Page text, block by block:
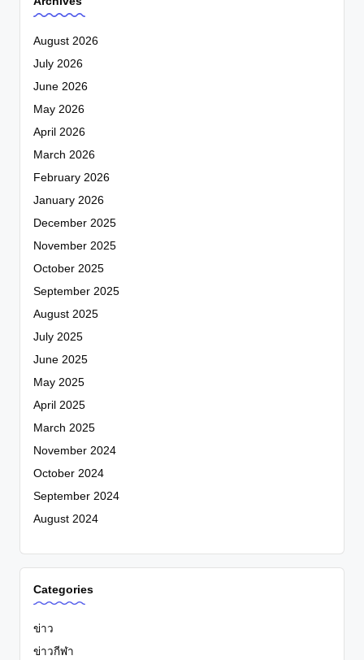
August 2026
July 2026
June 2026
May 2026
April 2026
March 2026
February 2026
January 2026
December 2025
November 2025
October 2025
September 2025
August 2025
July 2025
June 2025
May 2025
April 2025
March 2025
November 2024
October 2024
September 2024
August 2024
Categories
ข่าว
ข่าวกีฬา